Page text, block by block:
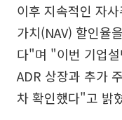
이후 지속적인 자
가치(NAV) 할인율
다"며 "이번 기업
ADR 상장과 추가
차 확인했다"고 밝